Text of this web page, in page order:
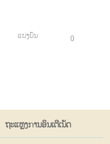
ແບ່ງບັນ 0
ຖະແຫຼງການອິນເຕີເນັດ